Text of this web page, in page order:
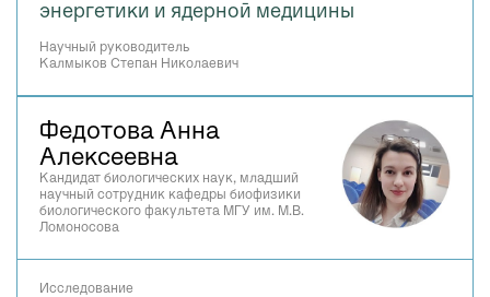
энергетики и ядерной медицины
Научный руководитель
Калмыков Степан Николаевич
Федотова Анна
Алексеевна
Кандидат биологических наук, младший
научный сотрудник кафедры биофизики
биологического факультета МГУ им. М.В.
Ломоносова
Исследование